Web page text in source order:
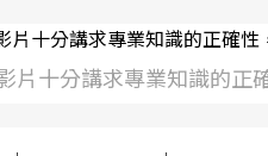
片十分講求專業知識的正